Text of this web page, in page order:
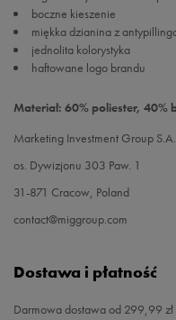
boczne kieszenie
miękka dzianina z
jednolita kolorystyka
haftowane logo brandu
Materiał: 60% poliester, 40%
Marketing Investment Group S.A.
os. Dywizjonu 303 Paw. 1
31-871 Cracow, Poland
contact@miggroup.com
Dostawa i płatność
Darmowa dostawa od 299,99 zł